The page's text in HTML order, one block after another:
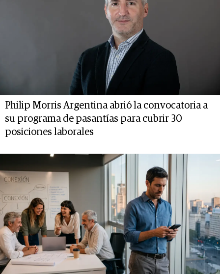
Philip Morris Argentina abrió la convocatoria a
su programa de pasantías para cubrir 30
posiciones laborales